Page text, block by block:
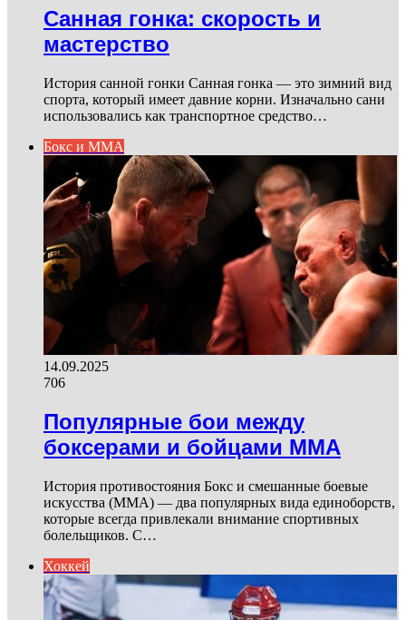
Санная гонка: скорость и
мастерство
История санной гонки Санная гонка — это зимний вид
спорта, который имеет давние корни. Изначально сани
использовались как транспортное средство…
Бокс и ММА
14.09.2025
706
Популярные бои между
боксерами и бойцами ММА
История противостояния Бокс и смешанные боевые
искусства (ММА) — два популярных вида единоборств,
которые всегда привлекали внимание спортивных
болельщиков. С…
Хоккей